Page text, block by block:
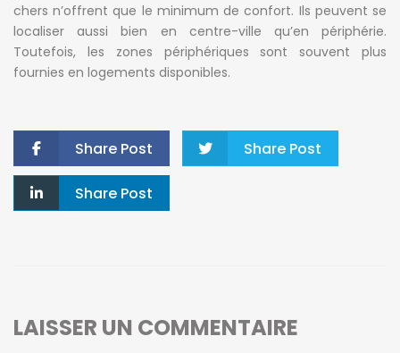
chers n’offrent que le minimum de confort. Ils peuvent se
localiser aussi bien en centre-ville qu’en périphérie.
Toutefois, les zones périphériques sont souvent plus
fournies en logements disponibles.
Share Post Share Post
Share Post
LAISSER UN COMMENTAIRE